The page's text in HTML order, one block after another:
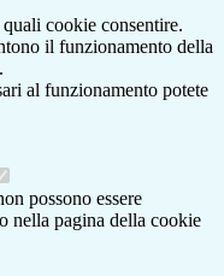
cookie consentire.
il funzionamento della
al funzionamento potete
possono essere
nella pagina della cookie